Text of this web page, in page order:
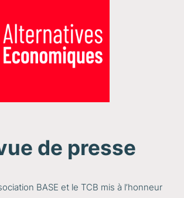
de presse
BASE et le TCB mis à l’honneur